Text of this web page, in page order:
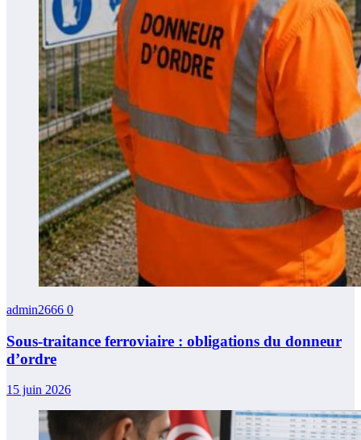
admin2666 0
Sous-traitance ferroviaire : obligations du donneur
d’ordre
15 juin 2026